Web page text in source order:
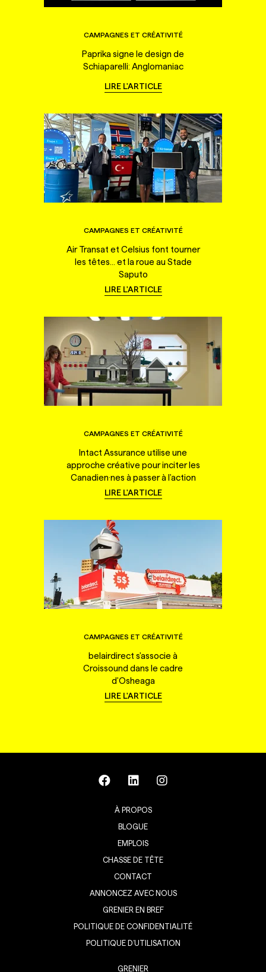
CAMPAGNES ET CRÉATIVITÉ
Paprika signe le design de
Schiaparelli: Anglomaniac
LIRE L'ARTICLE
CAMPAGNES ET CRÉATIVITÉ
Air Transat et Celsius font tourner
les têtes... et la roue au Stade
Saputo
LIRE L'ARTICLE
CAMPAGNES ET CRÉATIVITÉ
Intact Assurance utilise une
approche créative pour inciter les
Canadien·nes à passer à l'action
LIRE L'ARTICLE
CAMPAGNES ET CRÉATIVITÉ
belairdirect s'associe à
Croissound dans le cadre
d'Osheaga
LIRE L'ARTICLE
À PROPOS
BLOGUE
EMPLOIS
CHASSE DE TÊTE
CONTACT
ANNONCEZ AVEC NOUS
GRENIER EN BREF
POLITIQUE DE CONFIDENTIALITÉ
POLITIQUE D’UTILISATION
GRENIER